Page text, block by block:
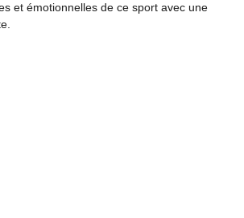
et émotionnelles de ce sport avec une